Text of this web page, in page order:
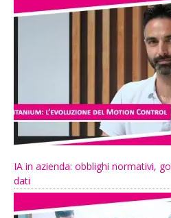
IA in azienda: obblighi normativi,
dati